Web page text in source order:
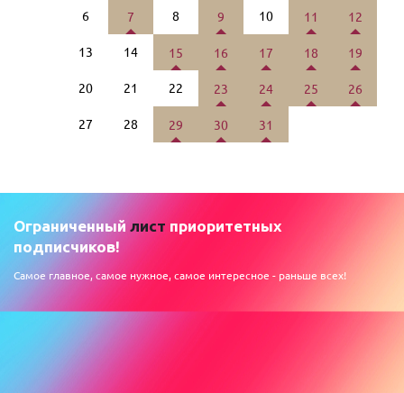
6 7 8 9 10 11 12
13 14 15 16 17 18 19
20 21 22 23 24 25 26
27 28 29 30 31
Ограниченный лист приоритетных
подписчиков!
Самое главное, самое нужное, самое интересное - раньше всех!